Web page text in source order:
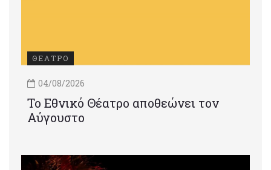
ΘΕΑΤΡΟ
04/08/2026
Το Εθνικό Θέατρο αποθεώνει τον
Αύγουστο